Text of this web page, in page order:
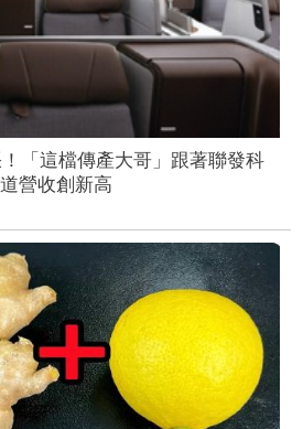
「這檔傳產大哥」跟著聯發科
營收創新高